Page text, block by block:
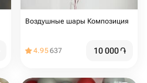
Воздушные шары Композиция
4.95637 10 000֏